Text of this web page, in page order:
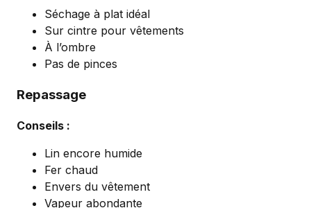
Séchage à plat idéal
Sur cintre pour vêtements
À l’ombre
Pas de pinces
Repassage
Conseils :
Lin encore humide
Fer chaud
Envers du vêtement
Vapeur abondante